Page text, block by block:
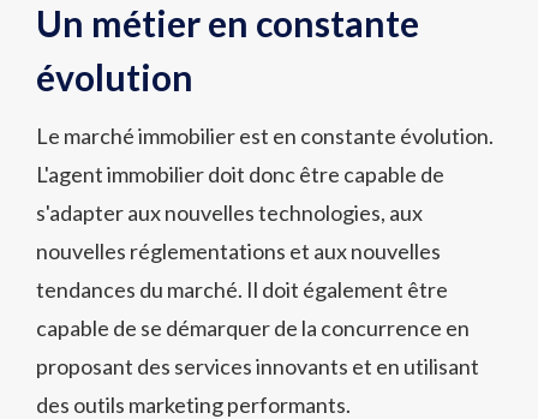
Un métier en constante
évolution
Le marché immobilier est en constante évolution.
L'agent immobilier doit donc être capable de
s'adapter aux nouvelles technologies, aux
nouvelles réglementations et aux nouvelles
tendances du marché. Il doit également être
capable de se démarquer de la concurrence en
proposant des services innovants et en utilisant
des outils marketing performants.